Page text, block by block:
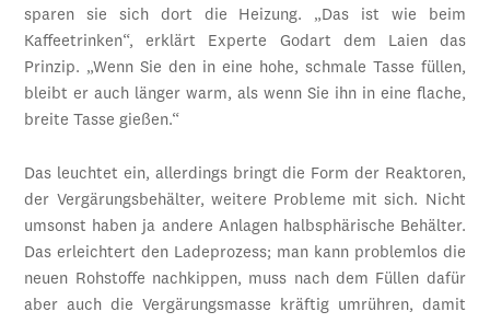
sparen sie sich dort die Heizung. „Das ist wie beim
Kaffeetrinken“, erklärt Experte Godart dem Laien das
Prinzip. „Wenn Sie den in eine hohe, schmale Tasse füllen,
bleibt er auch länger warm, als wenn Sie ihn in eine flache,
breite Tasse gießen.“
Das leuchtet ein, allerdings bringt die Form der Reaktoren,
der Vergärungsbehälter, weitere Probleme mit sich. Nicht
umsonst haben ja andere Anlagen halbsphärische Behälter.
Das erleichtert den Ladeprozess; man kann problemlos die
neuen Rohstoffe nachkippen, muss nach dem Füllen dafür
aber auch die Vergärungsmasse kräftig umrühren, damit